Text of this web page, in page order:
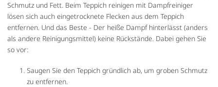
Schmutz und Fett. Beim Teppich reinigen mit Dampfreiniger
lösen sich auch eingetrocknete Flecken aus dem Teppich
entfernen. Und das Beste - Der heiße Dampf hinterlässt (anders
als andere Reinigungsmittel) keine Rückstände. Dabei gehen Sie
so vor:
Saugen Sie den Teppich gründlich ab, um groben Schmutz
zu entfernen.